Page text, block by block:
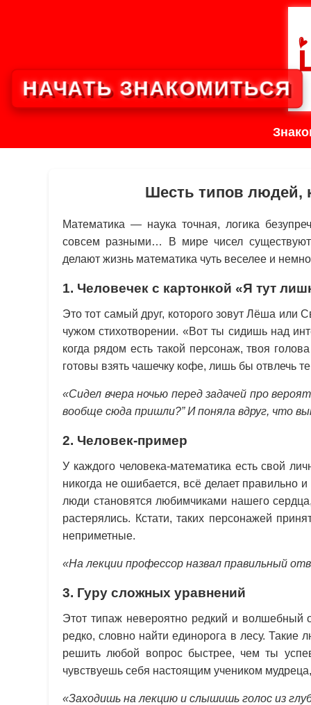
Шесть типов людей,
Математика — наука точная, логика
совсем разными… В мире чисел
делают жизнь математика чуть веселее и
1. Человечек с картонкой «Я тут
Это тот самый друг, которого зовут Лёша или
чужом стихотворении. «Вот ты сидишь над
когда рядом есть такой персонаж, твоя
готовы взять чашечку кофе, лишь бы отвлечь
«Сидел вчера ночью перед задачей про
вообще сюда пришли?” И поняла вдруг, что
2. Человек-пример
У каждого человека-математика есть свой
никогда не ошибается, всё делает
люди становятся любимчиками нашего
растерялись. Кстати, таких персонажей
неприметные.
«На лекции профессор назвал правильный
3. Гуру сложных уравнений
Этот типаж невероятно редкий и волшебный
редко, словно найти единорога в лесу.
решить любой вопрос быстрее, чем ты
чувствуешь себя настоящим учеником
«Заходишь на лекцию и слышишь голос из
НАЧАТЬ ЗНАКОМИТЬСЯ